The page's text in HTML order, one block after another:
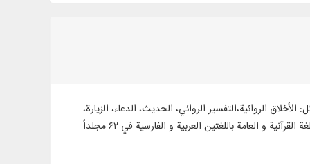
في موضوعات مثل: الأخلاق الروائية،التفسير الروائي، الحديث، الدعاء، الزيارة،
السيرة و فضائل أهل البيت عليهم السلام ، الفقه الروائي، نص ۱۰ دورات قواميس ومعاجم اللغة القرآنية و العامة باللغتين العربية و الفارسية في ۶۲ مجلداً